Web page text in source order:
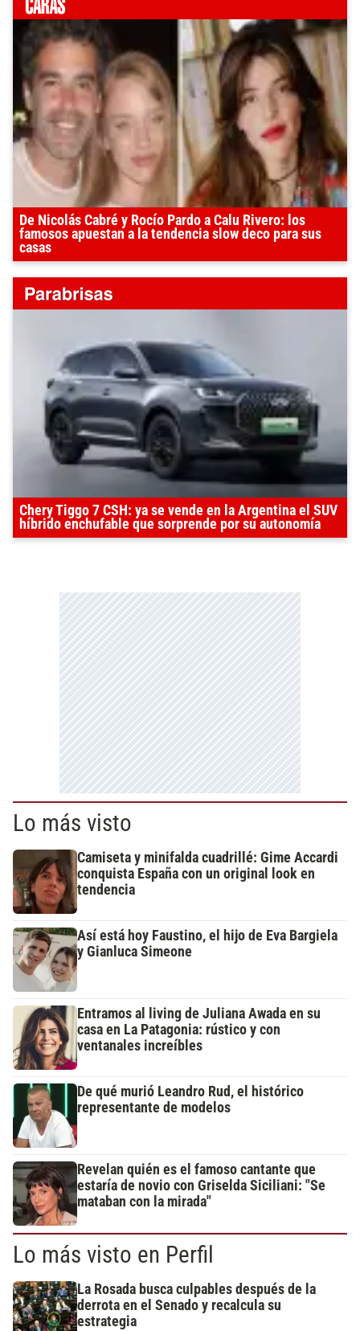
De Nicolás Cabré y Rocío Pardo a Calu Rivero: los
famosos apuestan a la tendencia slow deco para sus
casas
Chery Tiggo 7 CSH: ya se vende en la Argentina el SUV
híbrido enchufable que sorprende por su autonomía
Lo más visto
Camiseta y minifalda cuadrillé: Gime Accardi
conquista España con un original look en
tendencia
Así está hoy Faustino, el hijo de Eva Bargiela
y Gianluca Simeone
Entramos al living de Juliana Awada en su
casa en La Patagonia: rústico y con
ventanales increíbles
De qué murió Leandro Rud, el histórico
representante de modelos
Revelan quién es el famoso cantante que
estaría de novio con Griselda Siciliani: "Se
mataban con la mirada"
Lo más visto en Perfil
La Rosada busca culpables después de la
derrota en el Senado y recalcula su
estrategia